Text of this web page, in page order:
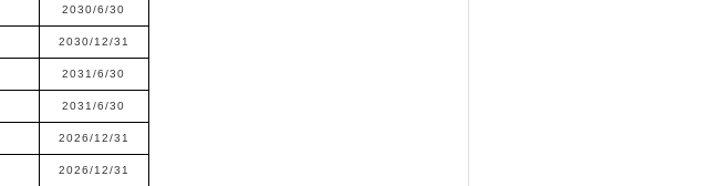
2030/6/30
2030/12/31
2031/6/30
2031/6/30
2026/12/31
2026/12/31